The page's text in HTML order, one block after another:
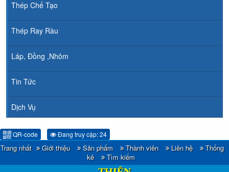
Thép Chế Tạo
Thép Ray Ràu
Láp, Đồng ,Nhôm
Tin Tức
Dịch Vụ
QR-code Đang truy cập: 24
Trang nhất Giới thiệu Sản phẩm Thành viên Liên hệ
Thống
kê
Tìm kiếm
CÔNG TY TNHH ĐẦU TƯ TM - XNK HOÀNG